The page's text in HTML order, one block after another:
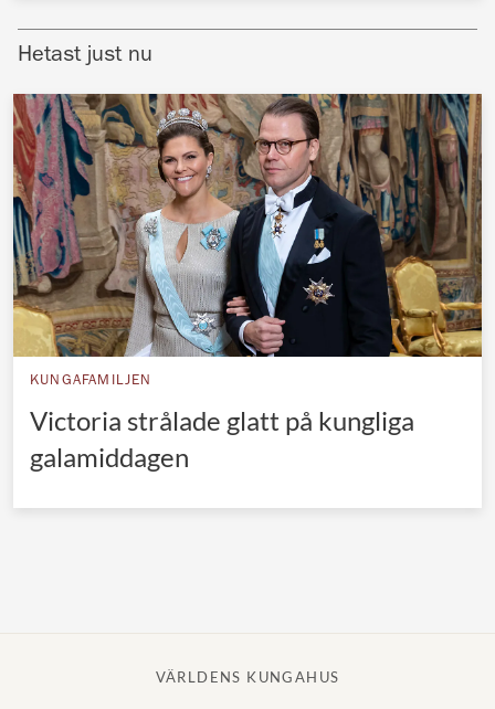
Belgiska kungahuset
Jordanska kungahuset
Luxemburgska storhertighuset
Japanska kejsarhuset
Thailändska kungahuset
Marockanska kungahuset
Monacos furstehus
Hetast just nu
KUNGAFAMILJEN
Victoria strålade glatt på kungliga
galamiddagen
VÄRLDENS KUNGAHUS